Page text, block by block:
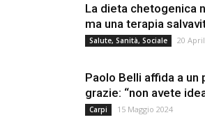
La dieta chetogenica
ma una terapia
Salute, Sanità, Sociale 20
Paolo Belli affida a un
grazie: “non avete
Carpi 15 Maggio 2024